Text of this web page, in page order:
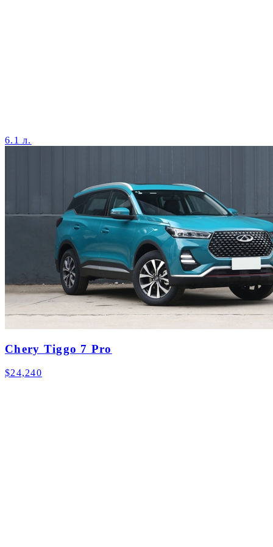
6.1 л.
Chery Tiggo 7 Pro
$24,240